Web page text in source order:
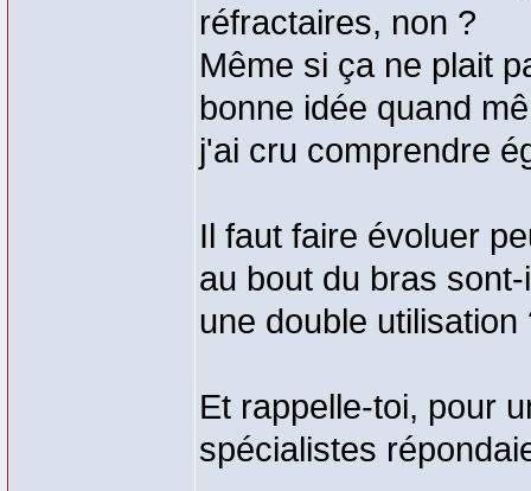
réfractaires, non ?
Même si ça ne plait
bonne idée quand
j'ai cru comprendre
Il faut faire évoluer
au bout du bras
une double utilisation
Et rappelle-toi, pour
spécialistes